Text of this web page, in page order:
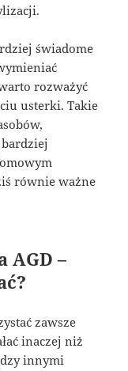
świadome
rozważyć
usterki. Takie
równie ważne
AGD –
zawsze
inaczej niż
innymi